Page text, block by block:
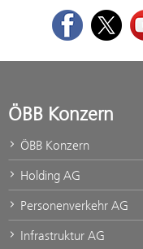
FacebookTwitter
ÖBB Konzern
ÖBB Konzern
Holding AG
Personenverkehr AG
Infrastruktur AG